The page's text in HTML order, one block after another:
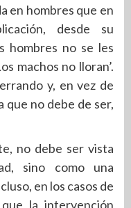
en hombres que en
desde su
hombres no se les
machos no lloran’.
y, en vez de
que no debe de ser,
no debe ser vista
sino como una
en los casos de
la intervención